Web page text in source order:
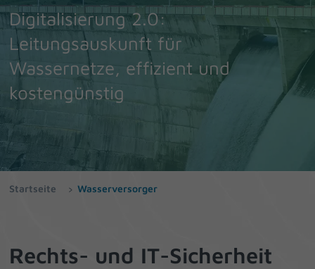
Digitalisierung 2.0:
Leitungsauskunft für
Wassernetze, effizient und
kostengünstig
Startseite Wasserversorger
Rechts- und IT-Sicherheit